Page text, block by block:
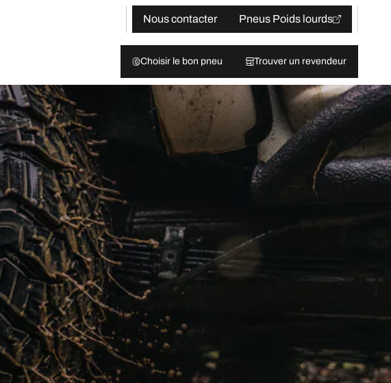
Nous contacter
Pneus Poids lourds
Choisir le bon pneu Trouver un revendeur